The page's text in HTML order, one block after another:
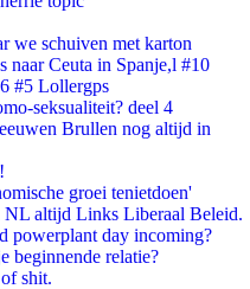
we schuiven met karton
naar Ceuta in Spanje,l #10
#5 Lollergps
seksualiteit? deel 4
Brullen nog altijd in
groei tenietdoen'
altijd Links Liberaal Beleid.
powerplant day incoming?
beginnende relatie?
shit.